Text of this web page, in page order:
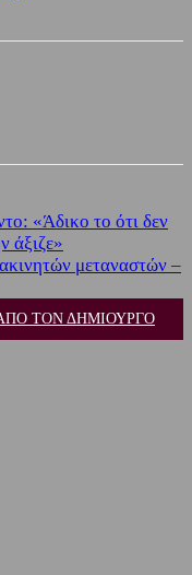
«Άδικο το ότι δεν
άξιζε»
μεταναστών –
ΤΟΝ ΔΗΜΙΟΥΡΓΟ